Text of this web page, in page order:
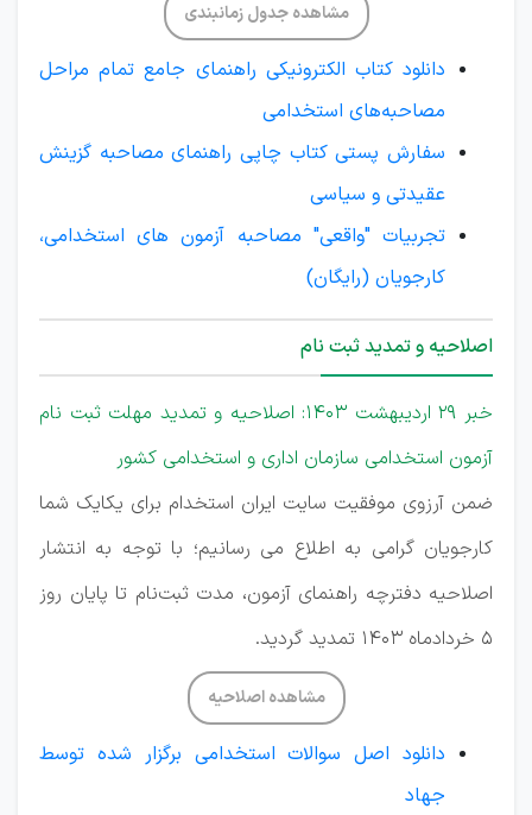
مشاهده جدول زمانبندی
دانلود کتاب الکترونیکی راهنمای جامع تمام مراحل
مصاحبه‌های استخدامی
سفارش پستی کتاب چاپی راهنمای مصاحبه گزینش
عقیدتی و سیاسی
تجربیات "واقعی" مصاحبه آزمون های استخدامی،
کارجویان (رایگان)
اصلاحیه و تمدید ثبت نام
خبر 29 اردیبهشت 1403: اصلاحیه و تمدید مهلت ثبت نام
آزمون استخدامی سازمان اداری و استخدامی کشور
ضمن آرزوی موفقیت سایت ایران استخدام برای یکایک شما
کارجویان گرامی به اطلاع می رسانیم؛ با توجه به انتشار
اصلاحیه دفترچه راهنمای آزمون، مدت ثبت‌نام تا پایان روز
5 خردادماه 1403 تمدید گردید.
مشاهده اصلاحیه
دانلود اصل سوالات استخدامی برگزار شده توسط
جهاد